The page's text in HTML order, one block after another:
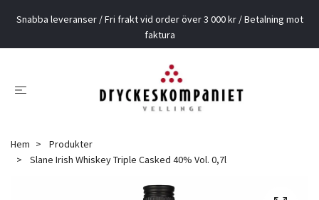
Snabba leveranser / Fri frakt vid order över 3 000 kr / Betalning mot
faktura
Hem
Produkter
Slane Irish Whiskey Triple Casked 40% Vol. 0,7l